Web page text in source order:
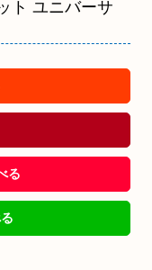
ト ユニバーサ
る